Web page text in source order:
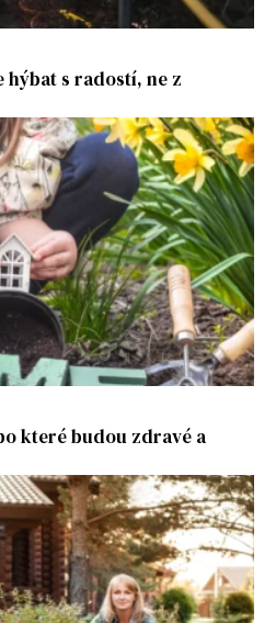
hýbat s radostí, ne z
které budou zdravé a